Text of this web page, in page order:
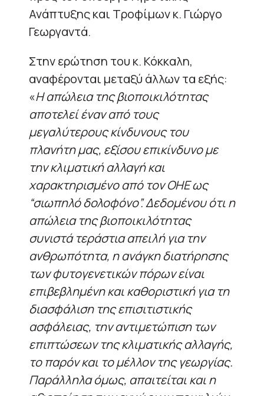
Ανάπτυξης και Τροφίμων κ. Γιώργο
Γεωργαντά.
Στην ερώτηση του κ. Κόκκαλη,
αναφέρονται μεταξύ άλλων τα εξής:
«H απώλεια της βιοποικιλότητας
αποτελεί έναν από τους
μεγαλύτερους κίνδυνους του
πλανήτη μας, εξίσου επικίνδυνο με
την κλιματική αλλαγή και
χαρακτηρισμένο από τον ΟΗΕ ως
“σιωπηλό δολοφόνο”. Δεδομένου ότι η
απώλεια της βιοποικιλότητας
συνιστά τεράστια απειλή για την
ανθρωπότητα, η ανάγκη διατήρησης
των φυτογενετικών πόρων είναι
επιβεβλημένη και καθοριστική για τη
διασφάλιση της επισιτιστικής
ασφάλειας, την αντιμετώπιση των
επιπτώσεων της κλιματικής αλλαγής,
το παρόν και το μέλλον της γεωργίας.
Παράλληλα όμως, απαιτείται και η